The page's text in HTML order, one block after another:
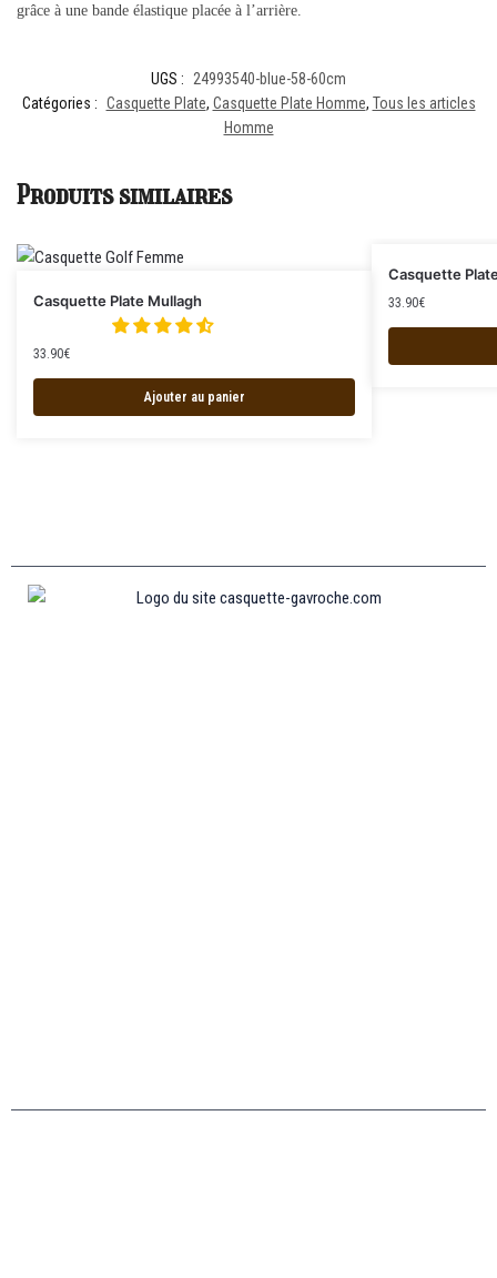
grâce à une bande élastique placée à l’arrière.
UGS : 24993540-blue-58-60cm
Catégories : Casquette Plate, Casquette Plate Homme, Tous les articles
Homme
Produits similaires
Casquette Plate Mullagh
33.90€
Ajouter au panier
Casquette
33.90€